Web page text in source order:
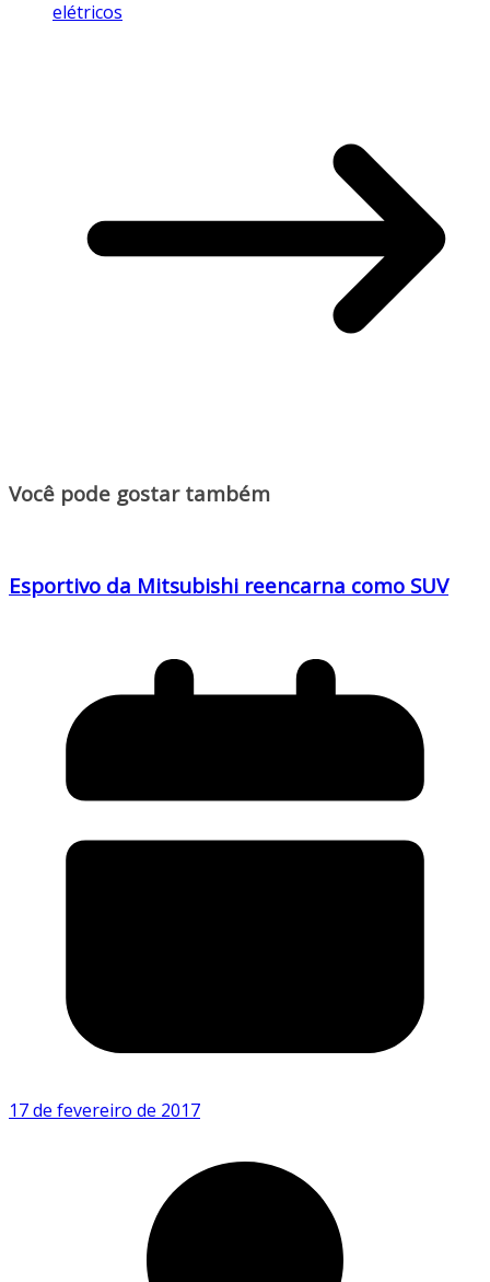
elétricos
Você pode gostar também
Esportivo da Mitsubishi reencarna como SUV
17 de fevereiro de 2017